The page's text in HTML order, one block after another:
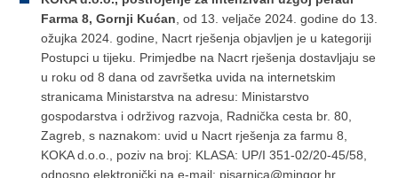
Farma 8, Gornji Kućan , od 13. veljače 2024. godine do 13.
ožujka 2024. godine, Nacrt rješenja objavljen je u kategoriji
Postupci u tijeku. Primjedbe na Nacrt rješenja dostavljaju se
u roku od 8 dana od završetka uvida na internetskim
stranicama Ministarstva na adresu: Ministarstvo
gospodarstva i održivog razvoja, Radnička cesta br. 80,
Zagreb, s naznakom: uvid u Nacrt rješenja za farmu 8,
KOKA d.o.o., poziv na broj: KLASA: UP/I 351-02/20-45/58,
odnosno elektronički na e-mail: pisarnica@mingor.hr